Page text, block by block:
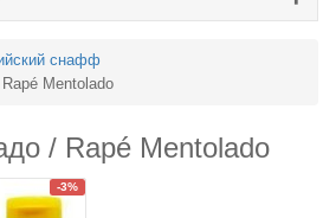
снафф
Mentolado
/ Rapé Mentolado
-3%